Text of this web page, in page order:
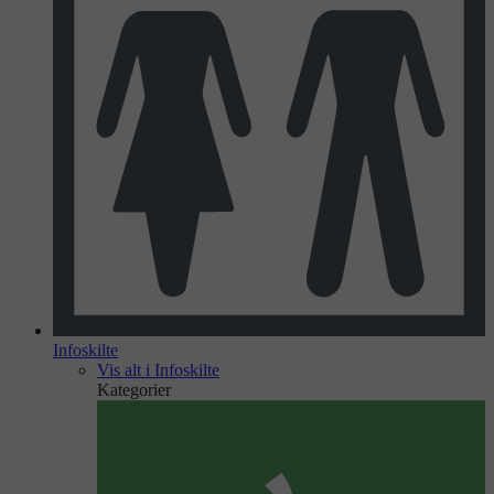
Infoskilte
Vis alt i Infoskilte
Kategorier